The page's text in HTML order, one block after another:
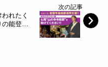
次の記事
れたく
の能登、